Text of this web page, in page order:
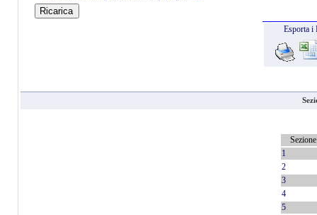
Esporta i
Sezione
1
2
3
4
5